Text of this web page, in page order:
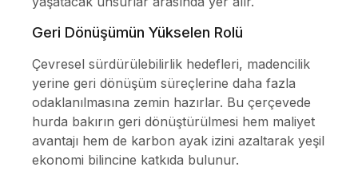
Geri Dönüşümün Yükselen Rolü
Çevresel sürdürülebilirlik hedefleri, madencilik
yerine geri dönüşüm süreçlerine daha fazla
odaklanılmasına zemin hazırlar. Bu çerçevede
hurda bakırın geri dönüştürülmesi hem maliyet
avantajı hem de karbon ayak izini azaltarak yeşil
ekonomi bilincine katkıda bulunur.